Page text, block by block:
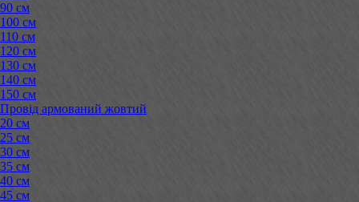
90 см
100 см
110 см
120 см
130 см
140 см
150 см
Провід армований жовтий
20 см
25 см
30 см
35 см
40 см
45 см